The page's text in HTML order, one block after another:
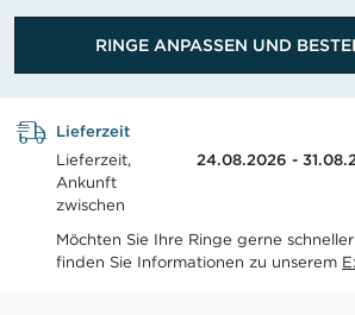
RINGE ANPASSEN UND
Lieferzeit
Lieferzeit,
Ankunft
zwischen
24.08.2026 -
Möchten Sie Ihre Ringe gerne
finden Sie Informationen zu unserem